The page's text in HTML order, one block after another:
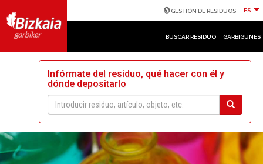
GESTIÓN DE RESIDUOS ES
BUSCAR RESIDUO GARBIGUNES
Infórmate del residuo, qué hacer con él y
dónde depositarlo